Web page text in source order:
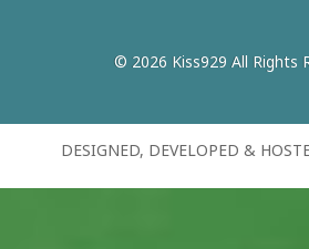
© 2026 Kiss929 All Rights
DESIGNED, DEVELOPED &